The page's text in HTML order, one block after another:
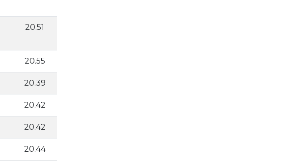
20.51
20.55
20.39
20.42
20.42
20.44